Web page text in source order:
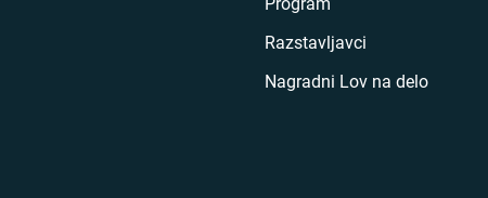
Razstavljavci
Nagradni Lov na delo